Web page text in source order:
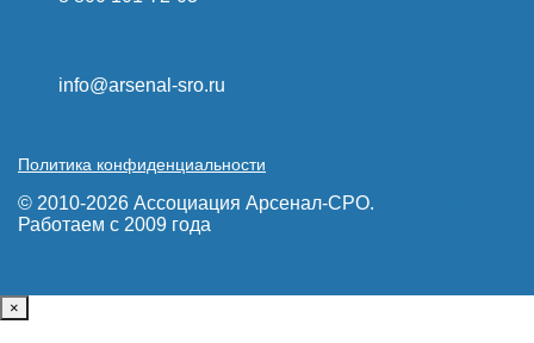
Политика конфиденциальности
info@arsenal-sro.ru
© 2010-2026 Ассоциация Арсенал-СРО.
Работаем с 2009 года
×